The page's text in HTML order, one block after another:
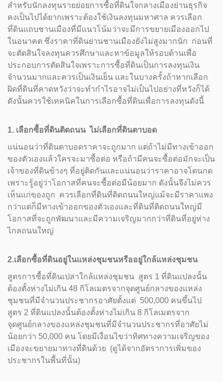
สำหรับนักลงทุนรายย่อยการซื้อที่ดินใจกลางเมืองย่านธุรกิจ
คงเป็นไปได้ยากเพราะต้องใช้เงินลงทุนมหาศาล ควรเลือก
ที่ดินแถบชานเมืองที่มีแนวโน้มว่าจะมีการขยายเมืองออกไป
ในอนาคต ซึ่งราคาที่ดินย่านชานเมืองยังไม่สูงมากนัก ก่อนที่
จะตัดสินใจลงทุนควรศึกษาและหาข้อมูลให้รอบด้านเพื่อ
ประกอบการตัดสินใจเพราะการซื้อที่ดินเป็นการลงทุนเงิน
จำนวนมากและควรเป็นเงินเย็น และในบางครั้งถ้าหากเลือก
ผิดที่ดินที่คาดหวังว่าจะทำกำไรอาจไม่เป็นไปอย่างที่หวังก็ได้
ดังนั้นควรใช้เทคนิคในการเลือกซื้อที่ดินเพื่อการลงทุนดังนี้
1. เลือกซื้อที่ดินติดถนน ไม่เลือกที่ดินตาบอด
แน่นอนว่าที่ดินตาบอดราคาจะถูกมาก แต่ถ้าไม่มีทางเข้าออก
ของตัวเองแล้วใครจะมาซื้อต่อ หรือถ้ามีคนจะซื้อต่อมักจะเป็น
เจ้าของที่ดินข้างๆ ที่อยู่ติดกันและแน่นอนว่าราคาอาจโดนกด
เพราะรู้อยู่ว่าโอกาสที่คนจะซื้อต่อมีน้อยมาก ดังนั้นจึงไม่ควร
เห็นแก่ของถูก ควรเลือกที่ดินที่ติดถนนใหญ่แม้จะมีราคาแพง
กว่าแต่ก็มีทางเข้าออกของตัวเองและที่ดินที่ติดถนนใหญ่มี
โอกาสที่จะถูกพัฒนาและมีความเจริญมากกว่าที่ดินที่อยู่ห่าง
ไกลถนนใหญ่
2.เลือกซื้อที่ดินอยู่ในแหล่งชุมชนหรืออยู่ใกล้แหล่งชุมชน
สูตรการซื้อที่ดินเปล่าใกล้แหล่งชุมชน สูตร 1 ที่ดินแปลงนั้น
ต้องตั้งห่างไม่เกิน 48 กิโลเมตรจากจุดศูนย์กลางของแหล่ง
ชุมชนที่มีจำนวนประชากรอาศัยตั้งแต่ 500,000 คนขึ้นไป
สูตร 2 ที่ดินแปลงนั้นต้องตั้งห่างไม่เกิน 8 กิโลเมตรจาก
จุดศูนย์กลางของแหล่งชุมชนที่มีจำนวนประชากรที่อาศัยไม่
น้อยกว่า 50,000 คน โดยมีเงื่อนไขว่าทิศทางความเจริญของ
เมืองจะขยายมาทางที่ดินด้วย (ดูได้จากอัตราการเพิ่มของ
ประชากรในพื้นที่นั้น)